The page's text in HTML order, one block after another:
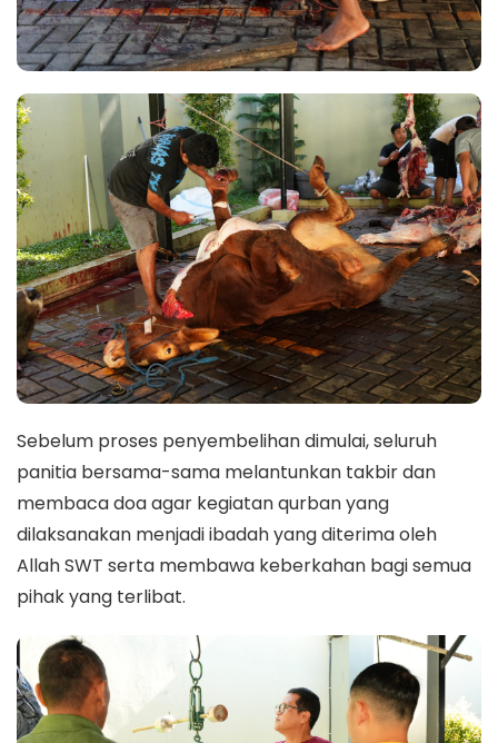
Sebelum proses penyembelihan dimulai, seluruh
panitia bersama-sama melantunkan takbir dan
membaca doa agar kegiatan qurban yang
dilaksanakan menjadi ibadah yang diterima oleh
Allah SWT serta membawa keberkahan bagi semua
pihak yang terlibat.